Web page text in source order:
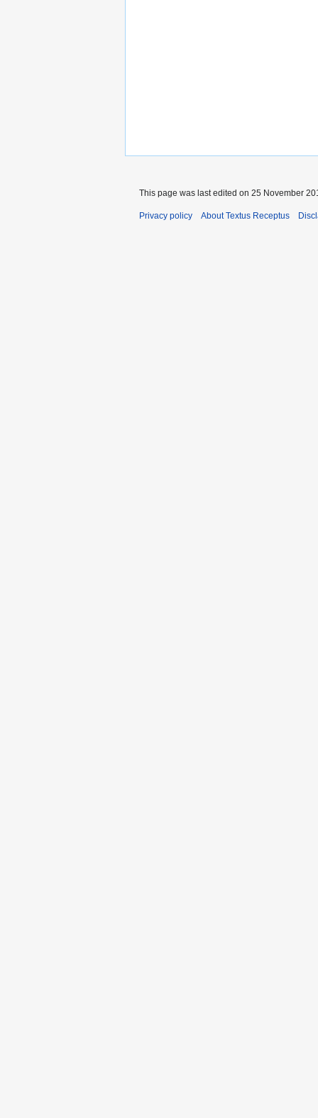
This page was last edited on 25 November
Privacy policy About Textus Receptus